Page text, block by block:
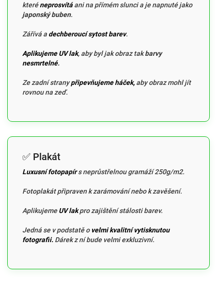
kteréneprosvítáani na přímém slunci a je napnuté jako
japonský buben.
Zářívá a dechberoucí sytost barev.
Aplikujeme UV lak, aby byl jak obraz takbarvy
nesmrtelné.
Ze zadní stranypřipevňujeme háček, aby obraz mohl jít
rovnou na zeď.
✅ Plakát
Luxusní fotopapírs neprůstřelnou gramáží 250g/m2.
Fotoplakát připraven k zarámování nebo k zavěšení.
AplikujemeUV lakpro zajištění stálosti barev.
Jedná se v podstatě o velmi kvalitní vytisknutou
fotografii. Dárek z ní bude velmi exkluzivní.